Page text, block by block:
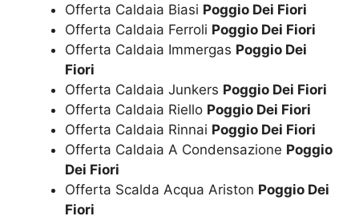
Offerta Caldaia Biasi Poggio Dei Fiori
Offerta Caldaia Ferroli Poggio Dei Fiori
Offerta Caldaia Immergas Poggio Dei
Fiori
Offerta Caldaia Junkers Poggio Dei Fiori
Offerta Caldaia Riello Poggio Dei Fiori
Offerta Caldaia Rinnai Poggio Dei Fiori
Offerta Caldaia A Condensazione Poggio
Dei Fiori
Offerta Scalda Acqua Ariston Poggio Dei
Fiori